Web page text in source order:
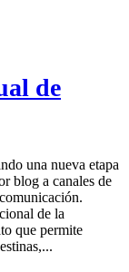
de
una nueva etapa
blog a canales de
de la
que permite